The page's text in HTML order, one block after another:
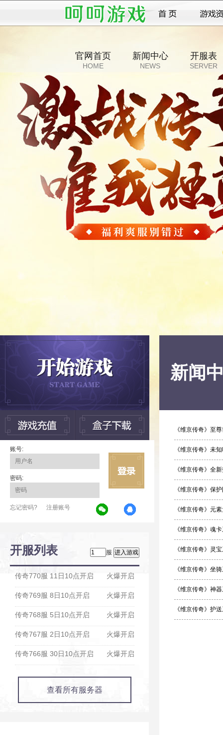
官网首页
HOME
新闻中心
NEWS
开服表
SERVER
账号:
密码:
忘记密码? 注册账号
开服列表 服
火爆开启
传奇770服 11日10点开启
火爆开启
传奇769服 8日10点开启
火爆开启
传奇768服 5日10点开启
火爆开启
传奇767服 2日10点开启
火爆开启
传奇766服 30日10点开启
查看所有服务器
新闻
《维京传奇》至
《维京传奇》未
《维京传奇》全
《维京传奇》保
《维京传奇》元
《维京传奇》魂
《维京传奇》灵
《维京传奇》坐
《维京传奇》神
《维京传奇》护